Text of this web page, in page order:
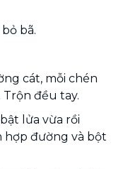
bã.
cát, mỗi chén
Trộn đều tay.
lửa vừa rồi
hợp đường và bột